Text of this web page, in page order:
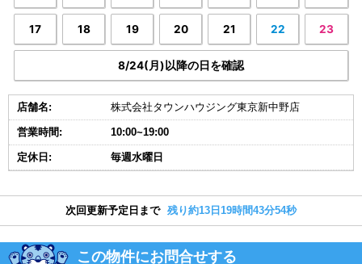
17 18 19 20 21 22 23
8/24(月)以降の日を確認
店舗名: 株式会社タウンハウジング東京新中野店
営業時間: 10:00~19:00
定休日: 毎週水曜日
次回更新予定日まで 残り約13日19時間43分53秒
この物件にお問合せする